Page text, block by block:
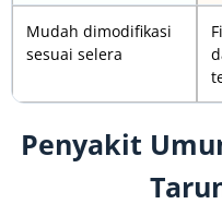
Mudah dimodifikasi
sesuai selera
Penyakit